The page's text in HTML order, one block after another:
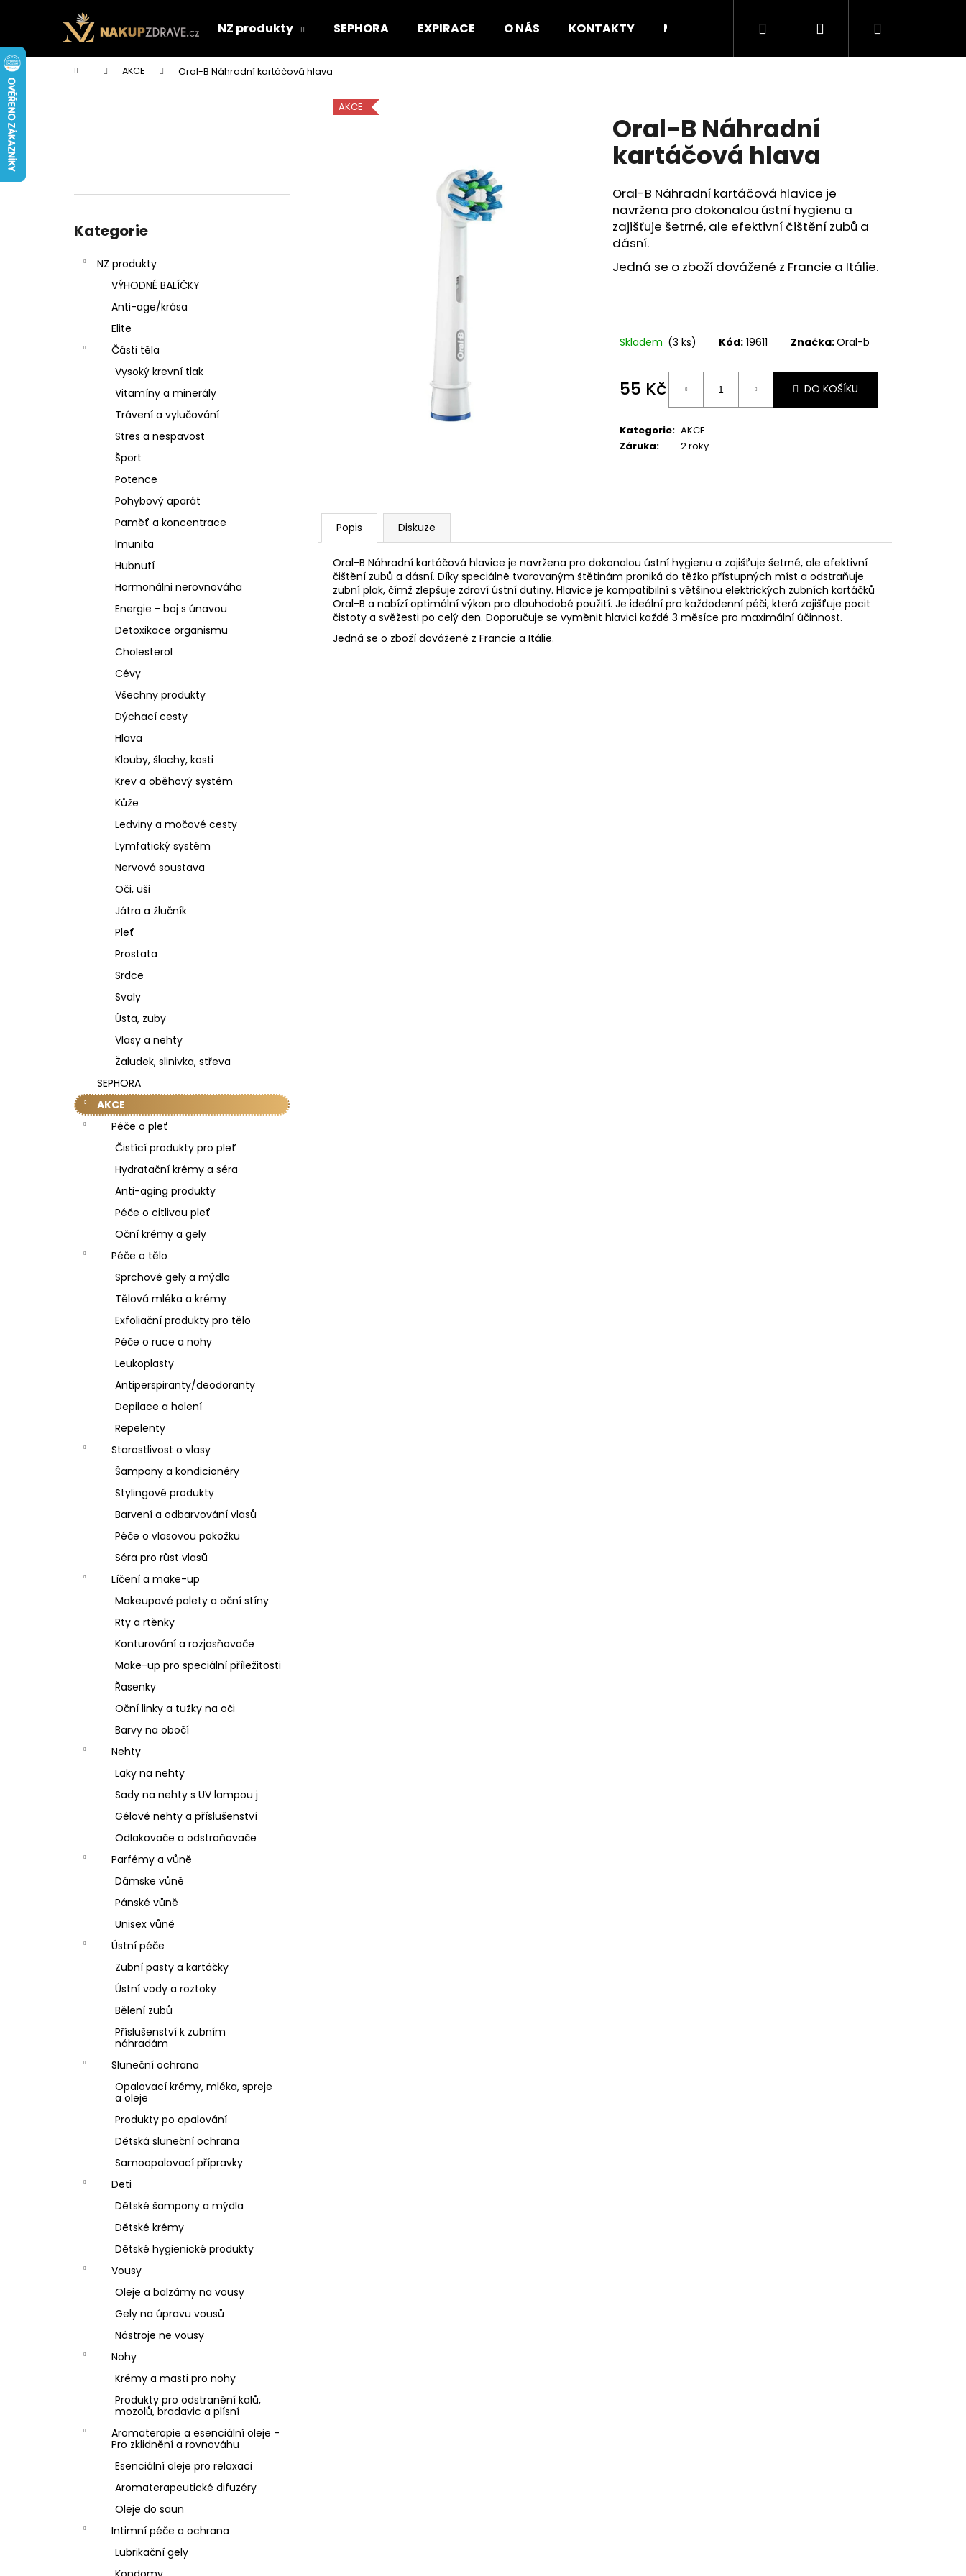
NZ produkty SEPHORA EXPIRACE O NÁS KONTAKTY Moje objednávka RADY A INSPIRACE
Hledat PřihlášeníNákupní
Domů AKCE Oral-B Náhradní kartáčová hlava
kategorie
Kategorie
NZ produkty
VÝHODNÉ BALÍČKY
Anti-age/krása
Elite
Části těla
Vysoký krevní tlak
Vitamíny a minerály
Trávení a vylučování
Stres a nespavost
Šport
Potence
Pohybový aparát
Paměť a koncentrace
Imunita
Hubnutí
Hormonálni nerovnováha
Energie - boj s únavou
Detoxikace organismu
Cholesterol
Cévy
Všechny produkty
Dýchací cesty
Hlava
Klouby, šlachy, kosti
Krev a oběhový systém
Kůže
Ledviny a močové cesty
Lymfatický systém
Nervová soustava
Oči, uši
Játra a žlučník
Pleť
Prostata
Srdce
Svaly
Ústa, zuby
Vlasy a nehty
Žaludek, slinivka, střeva
SEPHORA
AKCE
Péče o pleť
Čistící produkty pro pleť
Hydratační krémy a séra
Anti-aging produkty
Péče o citlivou pleť
Oční krémy a gely
Péče o tělo
Sprchové gely a mýdla
Tělová mléka a krémy
Exfoliační produkty pro tělo
Péče o ruce a nohy
Leukoplasty
Antiperspiranty/deodoranty
Depilace a holení
Repelenty
Starostlivost o vlasy
Šampony a kondicionéry
Stylingové produkty
Barvení a odbarvování vlasů
Péče o vlasovou pokožku
Séra pro růst vlasů
Líčení a make-up
Makeupové palety a oční stíny
Rty a rtěnky
Konturování a rozjasňovače
Make-up pro speciální příležitosti
Řasenky
Oční linky a tužky na oči
Barvy na obočí
Nehty
Laky na nehty
Sady na nehty s UV lampou j
Gélové nehty a příslušenství
Odlakovače a odstraňovače
Parfémy a vůně
Dámske vůně
Pánské vůně
Unisex vůně
Ústní péče
Zubní pasty a kartáčky
Ústní vody a roztoky
Bělení zubů
Příslušenství k zubním
náhradám
Sluneční ochrana
Opalovací krémy, mléka, spreje
a oleje
Produkty po opalování
Dětská sluneční ochrana
Samoopalovací přípravky
Deti
Dětské šampony a mýdla
Dětské krémy
Dětské hygienické produkty
Vousy
Oleje a balzámy na vousy
Gely na úpravu vousů
Nástroje ne vousy
Nohy
Krémy a masti pro nohy
Produkty pro odstranění kalů,
mozolů, bradavic a plísní
Aromaterapie a esenciální oleje -
Pro zklidnění a rovnováhu
Esenciální oleje pro relaxaci
Aromaterapeutické difuzéry
Oleje do saun
Intimní péče a ochrana
Lubrikační gely
Oral-B Náhradní
kartáčová hlava
Oral-B Náhradní kartáčová hlavice je
navržena pro dokonalou ústní hygienu a
zajišťuje šetrné, ale efektivní čištění zubů a
dásní.
Jedná se o zboží dovážené z Francie a Itálie.
Skladem (3 ks) Kód: 19611 Značka:Oral-b
55 Kč
cena:
DO KOŠÍKU
Kategorie: AKCE
Záruka: 2 roky
AKCE
Popis Diskuze
Oral-B Náhradní kartáčová hlavice je navržena pro dokonalou ústní hygienu a zajišťuje šetrné, ale efektivní
čištění zubů a dásní. Díky speciálně tvarovaným štětinám proniká do těžko přístupných míst a odstraňuje
zubní plak, čímž zlepšuje zdraví ústní dutiny. Hlavice je kompatibilní s většinou elektrických zubních kartáčků
Oral-B a nabízí optimální výkon pro dlouhodobé použití. Je ideální pro každodenní péči, která zajišťuje pocit
čistoty a svěžesti po celý den. Doporučuje se vyměnit hlavici každé 3 měsíce pro maximální účinnost.
Jedná se o zboží dovážené z Francie a Itálie.
š
í
k
Zpět
do
Zpět
do
Co potřebujete najít?
Doporučujeme
Následující
SCHIZANDRA
329 Kč
RETINOL SÉRUM S VITAMÍNY C, E, F 30 ML